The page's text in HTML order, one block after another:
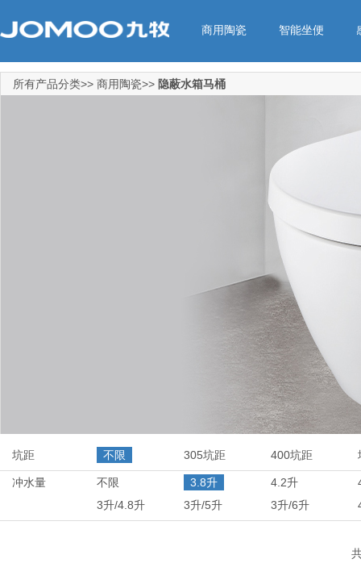
商用陶瓷 智能坐便
所有产品分类>> 商用陶瓷>> 隐蔽水箱马桶
坑距 不限 305坑距 400坑距
冲水量 不限 3.8升 4.2升
3升/4.8升
3升/5升 3升/6升